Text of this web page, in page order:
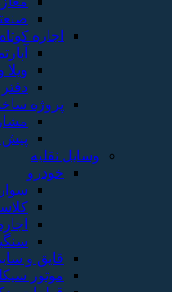
اجاره
ویلا
پروژه
وسایل نقلیه
خودرو
قایق و
موتور